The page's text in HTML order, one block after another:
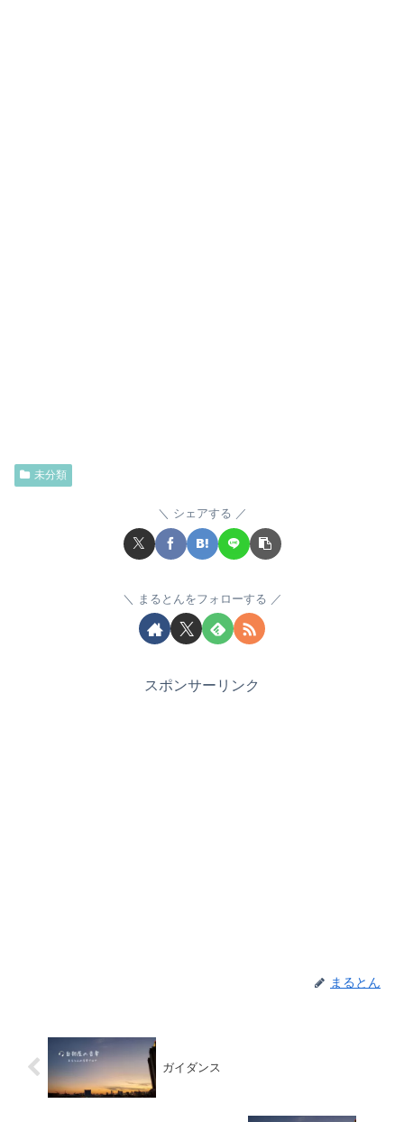
未分類
シェアする
まるとんをフォローする
スポンサーリンク
まるとん
ガイダンス